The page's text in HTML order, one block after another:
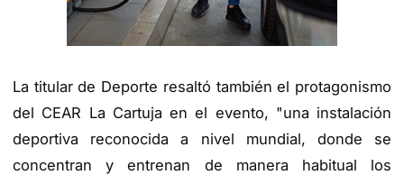
La titular de Deporte resaltó también el protagonismo
del CEAR La Cartuja en el evento, "una instalación
deportiva reconocida a nivel mundial, donde se
concentran y entrenan de manera habitual los